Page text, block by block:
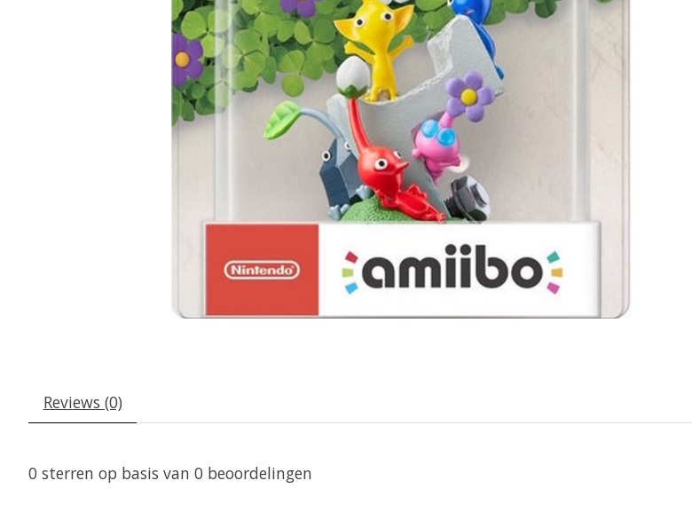
Reviews (0)
0 sterren op basis van 0 beoordelingen